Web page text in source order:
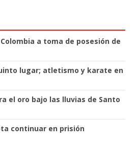
a toma de posesión de
lugar; atletismo y karate en
el oro bajo las lluvias de Santo
continuar en prisión